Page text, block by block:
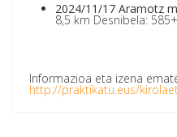
2024/11/17 Aramotz
8,5 km Desnibela:
Informazioa eta izena
http://praktikatu.eus/